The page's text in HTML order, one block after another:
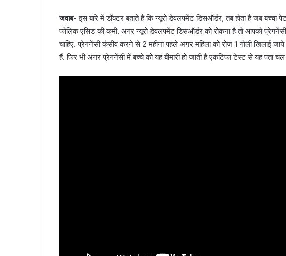
जवाब- इस बारे में डॉक्टर बताते हैं कि न्यूरो डेवलपमेंट डिसऑर्डर, तब होता है जब बच्चा
फोलिक एसिड की कमी. अगर न्यूरो डेवलपमेंट डिसऑर्डर को रोकना है तो आपको
चाहिए. प्रेगनेंसी कंसीव करने से 2 महीना पहले अगर महिला को रोज 1 गोली खिलाई
हैं. फिर भी अगर प्रेगनेंसी में बच्चे को यह बीमारी हो जाती है एकटिफा टेस्ट से यह पता चल